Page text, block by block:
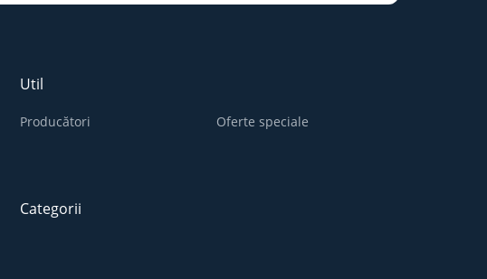
Util
Producători Oferte speciale
Categorii